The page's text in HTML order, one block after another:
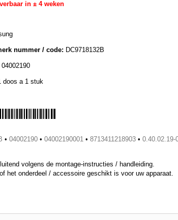
in ± 4 weken
nummer / code: DC9718132B
04002190
doos a 1 stuk
• 04002190 • 04002190001 • 8713411218903 • 0.40.02.19-
volgens de montage-instructies / handleiding.
het onderdeel / accessoire geschikt is voor uw apparaat.